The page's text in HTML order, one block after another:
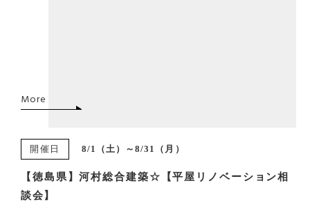
More
開催日 8/1（土）～8/31（月）
【徳島県】河村総合建築☆【平屋リノベーション相
談会】